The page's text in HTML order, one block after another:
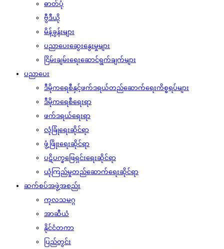
ဓာတ်ပုံ
ဗွီဒီယို
မိန့်ခွန်းများ
ပညာပေးဆွေးနွေးမှုများ
ငြိမ်းချမ်းရေးဆောင်ရွက်ချက်များ
ပညာပေး
ဒီမိုကရေစီနှင့်ဖက်ဒရယ်တည်ဆောက်‌ရေးကိစ္စရပ်များ
ဒီမိုကရေစီရေးရာ
ဖက်ဒရယ်ရေးရာ
လုံခြုံရေးဆိုင်ရာ
ဖွံ့ဖြိုးရေးဆိုင်ရာ
ပဋိပက္ခဖြေရှင်းရေးဆိုင်ရာ
ယုံကြည်မှုတည်ဆောက်ရေးဆိုင်ရာ
ဆက်စပ်အဖွဲ့အစည်း
ကုလသမဂ္ဂ
အာဆီယံ
နိုင်ငံတကာ
ပြည်တွင်း